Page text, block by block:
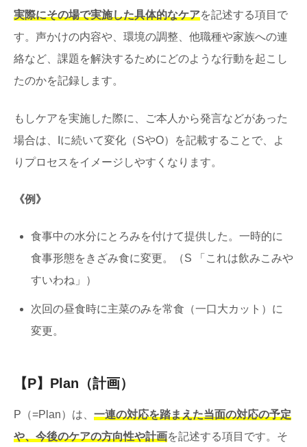
実際にその場で実施した具体的なケアを記述する項目で
す。声かけの内容や、環境の調整、他職種や家族への連
絡など、課題を解決するためにどのような行動を起こし
たのかを記録します。
もしケアを実施した際に、ご本人から発言などがあった
場合は、Iに続いて変化（SやO）を記載することで、よ
りプロセスをイメージしやすくなります。
《例》
食事中の水分にとろみを付けて提供した。一時的に
食事形態をきざみ食に変更。（S 「これは飲みこみや
すいわね」）
次回の昼食時に主菜のみを常食（一口大カット）に
変更。
【P】Plan（計画）
P（=Plan）は、 一連の対応を踏まえた当面の対応の予定
や、今後のケアの方向性や計画を記述する項目です。そ